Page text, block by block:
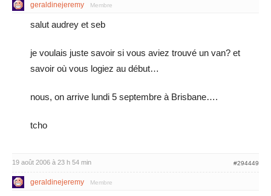
geraldinejeremy Membre
salut audrey et seb
je voulais juste savoir si vous aviez trouvé un van? et
savoir où vous logiez au début…
nous, on arrive lundi 5 septembre à Brisbane….
tcho
19 août 2006 à 23 h 54 min #294449
geraldinejeremy Membre